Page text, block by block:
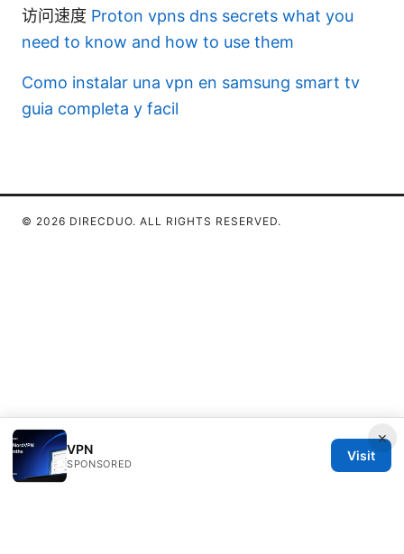
访问速度 Proton vpns dns secrets what you
need to know and how to use them
Como instalar una vpn en samsung smart tv
guia completa y facil
×
VPN
SPONSORED
Visit
© 2026 DIRECDUO. ALL RIGHTS RESERVED.